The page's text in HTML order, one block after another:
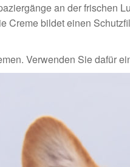
an der frischen
Creme bildet einen
Verwenden Sie dafür